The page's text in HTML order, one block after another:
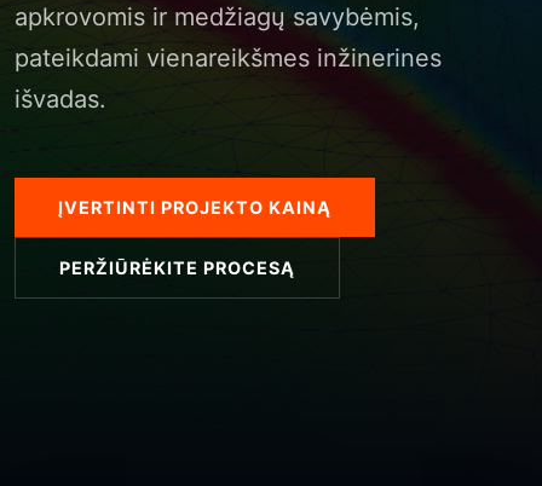
apkrovomis ir medžiagų savybėmis,
pateikdami vienareikšmes inžinerines
išvadas.
ĮVERTINTI PROJEKTO KAINĄ
PERŽIŪRĖKITE PROCESĄ